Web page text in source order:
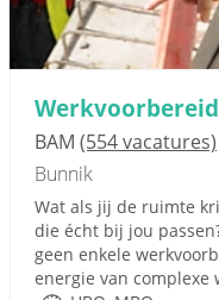
BAM (554 vacatures)
Bunnik
Wat als jij de ruimte
die écht bij jou
geen enkele
energie van complexe